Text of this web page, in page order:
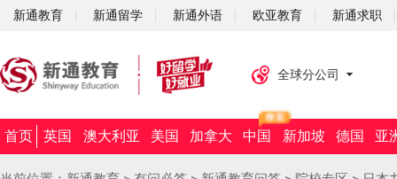
新通教育 新通留学 新通外语 欧亚教育 新通求职
全球分公司
首页 英国 澳大利亚 美国 加拿大 中国 新加坡 德国 亚